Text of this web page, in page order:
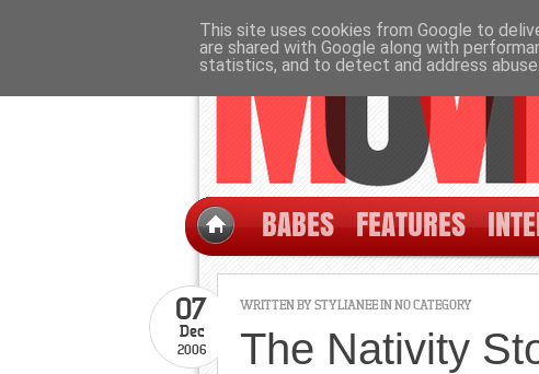
BABES FEATURES
WRITTEN BY STYLIANEE IN NO CATEGORY
07
Dec
2006 The Nativity
This site uses cookies from Google to
are shared with Google along with
statistics, and to detect and address abuse.